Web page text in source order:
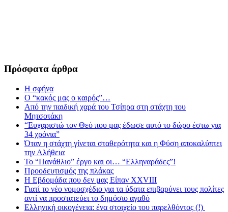
Πρόσφατα άρθρα
Η σφήνα
Ο “κακός μας ο καιρός”…
Από την παιδική χαρά του Τσίπρα στη στάχτη του
Μητσοτάκη
“Ευχαριστώ τον Θεό που μας έδωσε αυτό το δώρο έστω για
34 χρόνια”
Όταν η στάχτη γίνεται σταθερότητα και η Φύση αποκαλύπτει
την Αλήθεια
Το “Πανάθλιο” έργο και οι… “Ελληναράδες”!
Προοδευτισμός της πλάκας
Η Εβδομάδα που δεν μας Είπαν XXVIII
Γιατί το νέο νομοσχέδιο για τα ύδατα επιβαρύνει τους πολίτες
αντί να προστατεύει το δημόσιο αγαθό
Ελληνική οικογένεια: ένα στοιχείο του παρελθόντος (!)